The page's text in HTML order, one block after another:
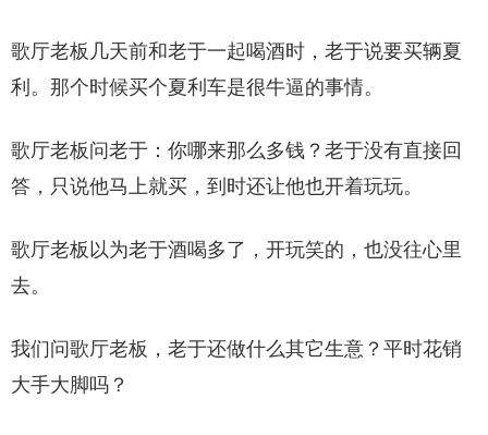
歌厅老板几天前和老于一起喝酒时，老于说要买辆夏
利。那个时候买个夏利车是很牛逼的事情。
歌厅老板问老于：你哪来那么多钱？老于没有直接回
答，只说他马上就买，到时还让他也开着玩玩。
歌厅老板以为老于酒喝多了，开玩笑的，也没往心里
去。
我们问歌厅老板，老于还做什么其它生意？平时花销
大手大脚吗？